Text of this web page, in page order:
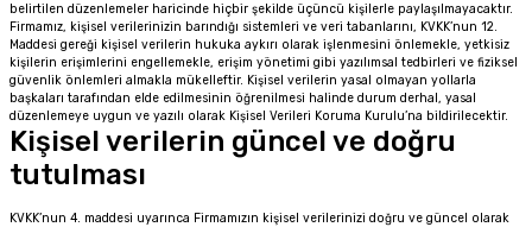
belirtilen düzenlemeler haricinde hiçbir şekilde üçüncü kişilerle paylaşılmayacaktır.
Firmamız, kişisel verilerinizin barındığı sistemleri ve veri tabanlarını, KVKK’nun 12.
Maddesi gereği kişisel verilerin hukuka aykırı olarak işlenmesini önlemekle, yetkisiz
kişilerin erişimlerini engellemekle, erişim yönetimi gibi yazılımsal tedbirleri ve fiziksel
güvenlik önlemleri almakla mükelleftir. Kişisel verilerin yasal olmayan yollarla
başkaları tarafından elde edilmesinin öğrenilmesi halinde durum derhal, yasal
düzenlemeye uygun ve yazılı olarak Kişisel Verileri Koruma Kurulu’na bildirilecektir.
Kişisel verilerin güncel ve doğru
tutulması
KVKK’nun 4. maddesi uyarınca Firmamızın kişisel verilerinizi doğru ve güncel olarak